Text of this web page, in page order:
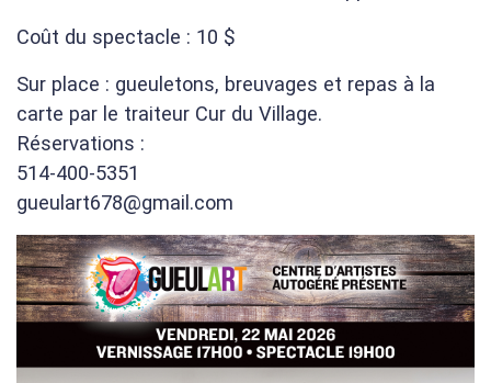
Coût du spectacle : 10 $
Sur place : gueuletons, breuvages et repas à la
carte par le traiteur Cur du Village.
Réservations :
514-400-5351
gueulart678@gmail.com